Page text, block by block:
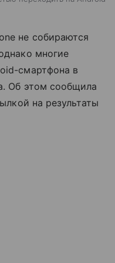
не собираются
многие
смартфона в
Об этом сообщила
на результаты